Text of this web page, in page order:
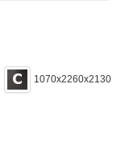
1070х2260х2130